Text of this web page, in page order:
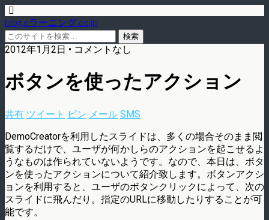
blog.eラーニング.co.jp
2012年1月2日 • コメントなし
ボタンを使ったアクション
共有 ツイート ピン メール SMS
DemoCreatorを利用したスライドは、多くの場合そのまま閲
覧するだけで、ユーザが何かしらのアクションを起こせるよ
うなものは作られていないようです。なので、本日は、ボタ
ンを使ったアクションについて紹介致します。ボタンアクシ
ョンを利用すると、ユーザのボタンクリックによって、次の
スライドに飛んだり。指定のURLに移動したりすることが可
能です。